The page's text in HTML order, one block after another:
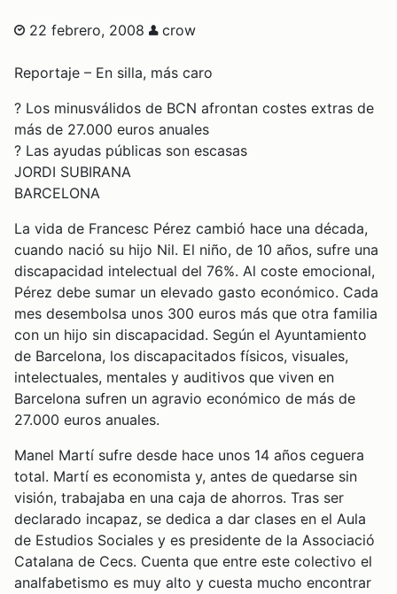
22 febrero, 2008 crow
Reportaje – En silla, más caro
? Los minusválidos de BCN afrontan costes extras de
más de 27.000 euros anuales
? Las ayudas públicas son escasas
JORDI SUBIRANA
BARCELONA
La vida de Francesc Pérez cambió hace una década,
cuando nació su hijo Nil. El niño, de 10 años, sufre una
discapacidad intelectual del 76%. Al coste emocional,
Pérez debe sumar un elevado gasto económico. Cada
mes desembolsa unos 300 euros más que otra familia
con un hijo sin discapacidad. Según el Ayuntamiento
de Barcelona, los discapacitados físicos, visuales,
intelectuales, mentales y auditivos que viven en
Barcelona sufren un agravio económico de más de
27.000 euros anuales.
Manel Martí sufre desde hace unos 14 años ceguera
total. Martí es economista y, antes de quedarse sin
visión, trabajaba en una caja de ahorros. Tras ser
declarado incapaz, se dedica a dar clases en el Aula
de Estudios Sociales y es presidente de la Associació
Catalana de Cecs. Cuenta que entre este colectivo el
analfabetismo es muy alto y cuesta mucho encontrar